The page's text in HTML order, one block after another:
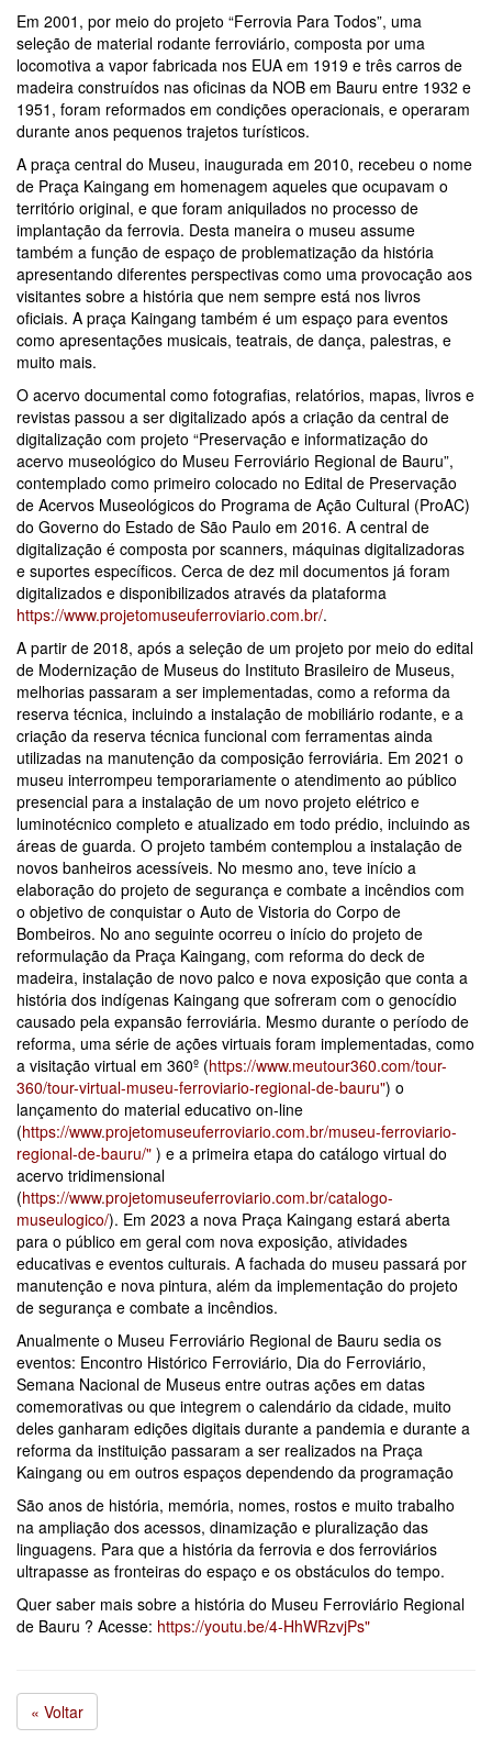
Em 2001, por meio do projeto “Ferrovia Para Todos”, uma
seleção de material rodante ferroviário, composta por uma
locomotiva a vapor fabricada nos EUA em 1919 e três carros de
madeira construídos nas oficinas da NOB em Bauru entre 1932 e
1951, foram reformados em condições operacionais, e operaram
durante anos pequenos trajetos turísticos.
A praça central do Museu, inaugurada em 2010, recebeu o nome
de Praça Kaingang em homenagem aqueles que ocupavam o
território original, e que foram aniquilados no processo de
implantação da ferrovia. Desta maneira o museu assume
também a função de espaço de problematização da história
apresentando diferentes perspectivas como uma provocação aos
visitantes sobre a história que nem sempre está nos livros
oficiais. A praça Kaingang também é um espaço para eventos
como apresentações musicais, teatrais, de dança, palestras, e
muito mais.
O acervo documental como fotografias, relatórios, mapas, livros e
revistas passou a ser digitalizado após a criação da central de
digitalização com projeto “Preservação e informatização do
acervo museológico do Museu Ferroviário Regional de Bauru”,
contemplado como primeiro colocado no Edital de Preservação
de Acervos Museológicos do Programa de Ação Cultural (ProAC)
do Governo do Estado de São Paulo em 2016. A central de
digitalização é composta por scanners, máquinas digitalizadoras
e suportes específicos. Cerca de dez mil documentos já foram
digitalizados e disponibilizados através da plataforma
https://www.projetomuseuferroviario.com.br/.
A partir de 2018, após a seleção de um projeto por meio do edital
de Modernização de Museus do Instituto Brasileiro de Museus,
melhorias passaram a ser implementadas, como a reforma da
reserva técnica, incluindo a instalação de mobiliário rodante, e a
criação da reserva técnica funcional com ferramentas ainda
utilizadas na manutenção da composição ferroviária. Em 2021 o
museu interrompeu temporariamente o atendimento ao público
presencial para a instalação de um novo projeto elétrico e
luminotécnico completo e atualizado em todo prédio, incluindo as
áreas de guarda. O projeto também contemplou a instalação de
novos banheiros acessíveis. No mesmo ano, teve início a
elaboração do projeto de segurança e combate a incêndios com
o objetivo de conquistar o Auto de Vistoria do Corpo de
Bombeiros. No ano seguinte ocorreu o início do projeto de
reformulação da Praça Kaingang, com reforma do deck de
madeira, instalação de novo palco e nova exposição que conta a
história dos indígenas Kaingang que sofreram com o genocídio
causado pela expansão ferroviária. Mesmo durante o período de
reforma, uma série de ações virtuais foram implementadas, como
a visitação virtual em 360º (https://www.meutour360.com/tour-
360/tour-virtual-museu-ferroviario-regional-de-bauru") o
lançamento do material educativo on-line
(https://www.projetomuseuferroviario.com.br/museu-ferroviario-
regional-de-bauru/" ) e a primeira etapa do catálogo virtual do
acervo tridimensional
(https://www.projetomuseuferroviario.com.br/catalogo-
museulogico/). Em 2023 a nova Praça Kaingang estará aberta
para o público em geral com nova exposição, atividades
educativas e eventos culturais. A fachada do museu passará por
manutenção e nova pintura, além da implementação do projeto
de segurança e combate a incêndios.
Anualmente o Museu Ferroviário Regional de Bauru sedia os
eventos: Encontro Histórico Ferroviário, Dia do Ferroviário,
Semana Nacional de Museus entre outras ações em datas
comemorativas ou que integrem o calendário da cidade, muito
deles ganharam edições digitais durante a pandemia e durante a
reforma da instituição passaram a ser realizados na Praça
Kaingang ou em outros espaços dependendo da programação
São anos de história, memória, nomes, rostos e muito trabalho
na ampliação dos acessos, dinamização e pluralização das
linguagens. Para que a história da ferrovia e dos ferroviários
ultrapasse as fronteiras do espaço e os obstáculos do tempo.
Quer saber mais sobre a história do Museu Ferroviário Regional
de Bauru ? Acesse: https://youtu.be/4-HhWRzvjPs"
« Voltar